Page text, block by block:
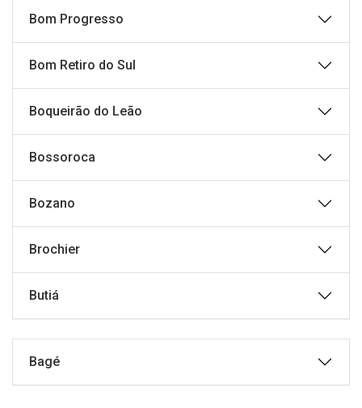
Bom Progresso
Bom Retiro do Sul
Boqueirão do Leão
Bossoroca
Bozano
Brochier
Butiá
Bagé